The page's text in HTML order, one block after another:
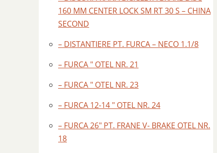
160 MM CENTER LOCK SM RT 30 S – CHINA
SECOND
– DISTANTIERE PT. FURCA – NECO 1.1/8
– FURCA ″ OTEL NR. 21
– FURCA ″ OTEL NR. 23
– FURCA 12-14 ″ OTEL NR. 24
– FURCA 26″ PT. FRANE V- BRAKE OTEL NR.
18